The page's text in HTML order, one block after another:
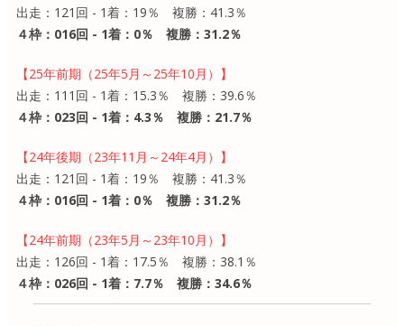
出走：121回 - 1着：19％ 複勝：41.3％
４枠：016回 - 1着：0％ 複勝：31.2％
【25年前期（25年5月～25年10月）】
出走：111回 - 1着：15.3％ 複勝：39.6％
４枠：023回 - 1着：4.3％ 複勝：21.7％
【24年後期（23年11月～24年4月）】
出走：121回 - 1着：19％ 複勝：41.3％
４枠：016回 - 1着：0％ 複勝：31.2％
【24年前期（23年5月～23年10月）】
出走：126回 - 1着：17.5％ 複勝：38.1％
４枠：026回 - 1着：7.7％ 複勝：34.6％